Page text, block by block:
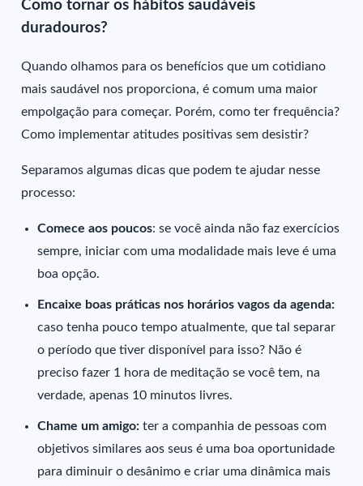
Como tornar os hábitos saudáveis
duradouros?
Quando olhamos para os benefícios que um cotidiano
mais saudável nos proporciona, é comum uma maior
empolgação para começar. Porém, como ter frequência?
Como implementar atitudes positivas sem desistir?
Separamos algumas dicas que podem te ajudar nesse
processo:
Comece aos poucos: se você ainda não faz exercícios
sempre, iniciar com uma modalidade mais leve é uma
boa opção.
Encaixe boas práticas nos horários vagos da agenda:
caso tenha pouco tempo atualmente, que tal separar
o período que tiver disponível para isso? Não é
preciso fazer 1 hora de meditação se você tem, na
verdade, apenas 10 minutos livres.
Chame um amigo:ter a companhia de pessoas com
objetivos similares aos seus é uma boa oportunidade
para diminuir o desânimo e criar uma dinâmica mais